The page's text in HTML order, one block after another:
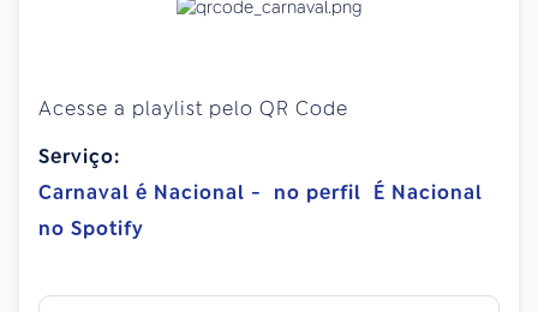
Acesse a playlist pelo QR Code
Serviço:
Carnaval é Nacional - no perfil É Nacional
no Spotify